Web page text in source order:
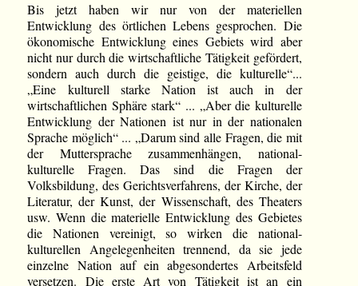
Bis jetzt haben wir nur von der materiellen
Entwicklung des örtlichen Lebens gesprochen. Die
ökonomische Entwicklung eines Gebiets wird aber
nicht nur durch die wirtschaftliche Tätigkeit gefördert,
sondern auch durch die geistige, die kulturelle“...
„Eine kulturell starke Nation ist auch in der
wirtschaftlichen Sphäre stark“ ... „Aber die kulturelle
Entwicklung der Nationen ist nur in der nationalen
Sprache möglich“ ... „Darum sind alle Fragen, die mit
der Muttersprache zusammenhängen, national-
kulturelle Fragen. Das sind die Fragen der
Volksbildung, des Gerichtsverfahrens, der Kirche, der
Literatur, der Kunst, der Wissenschaft, des Theaters
usw. Wenn die materielle Entwicklung des Gebietes
die Nationen vereinigt, so wirken die national-
kulturellen Angelegenheiten trennend, da sie jede
einzelne Nation auf ein abgesondertes Arbeitsfeld
versetzen. Die erste Art von Tätigkeit ist an ein